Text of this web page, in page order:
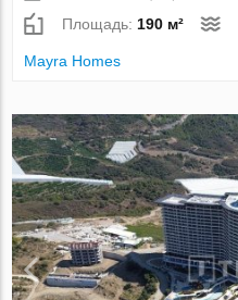
Площадь: 190 м²
Mayra Homes